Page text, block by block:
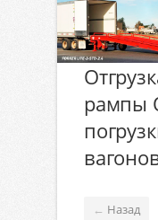
рампы
← Назад